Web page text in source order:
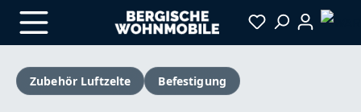
Zum Hauptinhalt springen
Zubehör Luftzelte
Befestigung